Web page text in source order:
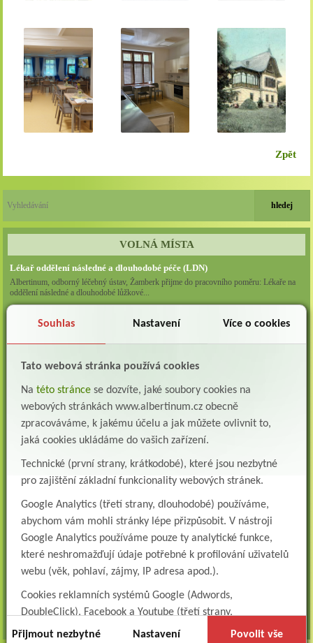
Zpět
VOLNÁ MÍSTA
Lékař oddělení následné a dlouhodobé péče (LDN)
Albertinum, odborný léčebný ústav, Žamberk přijme do pracovního poměru: Lékaře na
oddělení následné a dlouhodobé lůžkové...
Lékař na oddělení psychiatrie
oddělení psychiatrie ...
Lékař oddělení pneumologie a ftizeologie (plicní oddělení)
Albertinum, odborný léčebný ústav, Žamberk přijme do pracovního poměru: Lékaře na
oddělení pneumologie a ftizeologie (pl...
Všeobecná/praktická sestra na LDN
Přidejte se k nám Do našeho týmu přijmeme všeobecnou nebo praktickou sestru na
Všeobecná sestra na plicní oddělení
SESTRA na oddělení pneumologie a ftizeologiePr...
Logoped/klinický logoped
Albertinum, OLÚ, Žamberk přijme
KLINICKÉHO LOGOPEDA Nab...
Albertinum, odborný léčebný ústav, přijme do pracovního
poměru: ERGOTERAPEUTA, EGOTERAPEUTKU Požadujeme:odbornou způsobi...
Souhlas Nastavení Více o cookies
Tato webová stránka používá cookies
Na této stránce se dozvíte, jaké soubory cookies na
webových stránkách www.albertinum.cz obecně
zpracováváme, k jakému účelu a jak můžete ovlivnit to,
jaká cookies ukládáme do vašich zařízení.
Technické (první strany, krátkodobé), které jsou nezbytné
pro zajištění základní funkcionality webových stránek.
Google Analytics (třetí strany, dlouhodobé) používáme,
abychom vám mohli stránky lépe přizpůsobit. V nástroji
Google Analytics používáme pouze ty analytické funkce,
které neshromažďují údaje potřebné k profilování uživatelů
webu (věk, pohlaví, zájmy, IP adresa apod.).
Cookies reklamních systémů Google (Adwords,
DoubleClick), Facebook a Youtube (třetí strany,
dlouhodobé). Tyto
cookiesslouží k marketingovému
Přijmout nezbytné Nastavení Povolit vše